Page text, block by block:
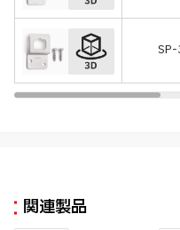
関連製品